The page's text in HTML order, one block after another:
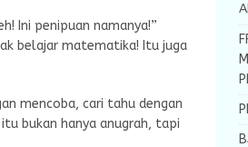
Ini penipuan namanya!”
belajar matematika! Itu juga
mencoba, cari tahu dengan
bukan hanya anugrah, tapi